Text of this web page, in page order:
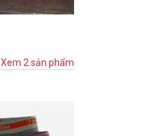
Xem 2 sản phẩm